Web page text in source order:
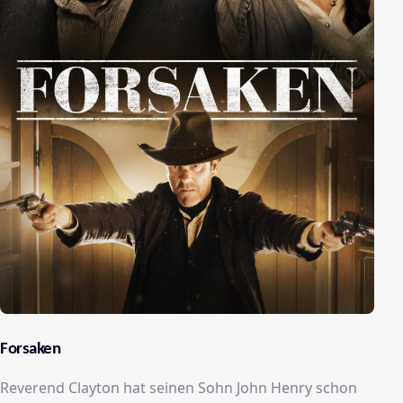
Forsaken
Reverend Clayton hat seinen Sohn John Henry schon